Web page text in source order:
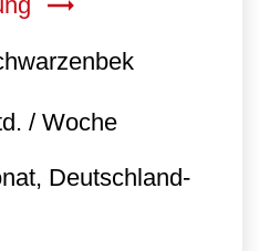
/ Woche
Deutschland-